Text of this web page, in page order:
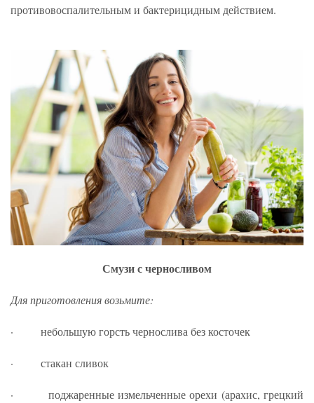
противовоспалительным и бактерицидным действием.
Смузи с черносливом
Для приготовления возьмите:
· небольшую горсть чернослива без косточек
· стакан сливок
· поджаренные измельченные орехи (арахис, грецкий